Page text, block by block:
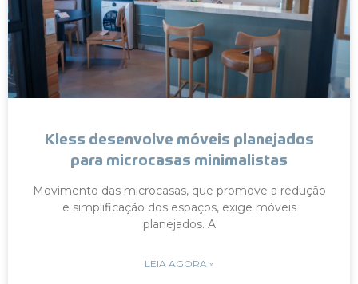
Kless desenvolve móveis planejados
para microcasas minimalistas
Movimento das microcasas, que promove a redução
e simplificação dos espaços, exige móveis
planejados. A
LEIA AGORA »